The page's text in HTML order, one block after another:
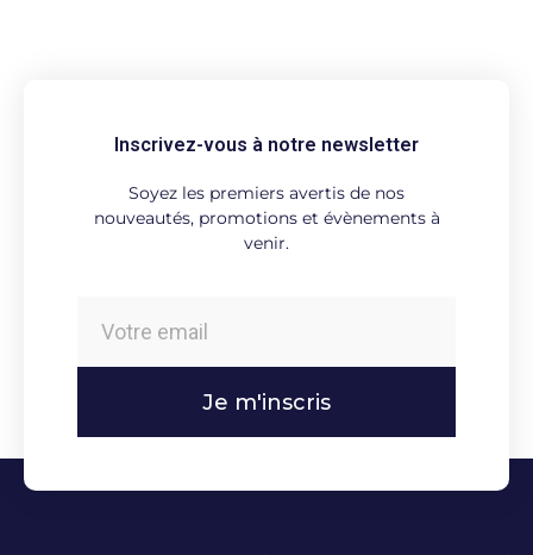
Inscrivez-vous à notre newsletter
Soyez les premiers avertis de nos
nouveautés, promotions et évènements à
venir.
Je m'inscris